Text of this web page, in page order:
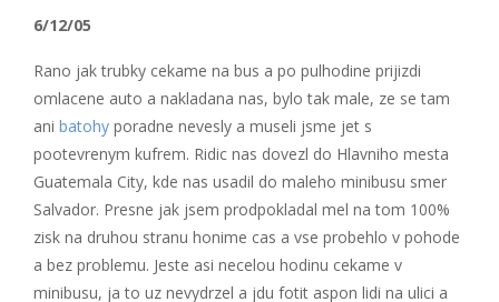
6/12/05
Rano jak trubky cekame na bus a po pulhodine prijizdi
omlacene auto a nakladana nas, bylo tak male, ze se tam
ani batohy poradne nevesly a museli jsme jet s
pootevrenym kufrem. Ridic nas dovezl do Hlavniho mesta
Guatemala City, kde nas usadil do maleho minibusu smer
Salvador. Presne jak jsem prodpokladal mel na tom 100%
zisk na druhou stranu honime cas a vse probehlo v pohode
a bez problemu. Jeste asi necelou hodinu cekame v
minibusu, ja to uz nevydrzel a jdu fotit aspon lidi na ulici a